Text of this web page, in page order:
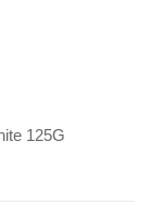
125G